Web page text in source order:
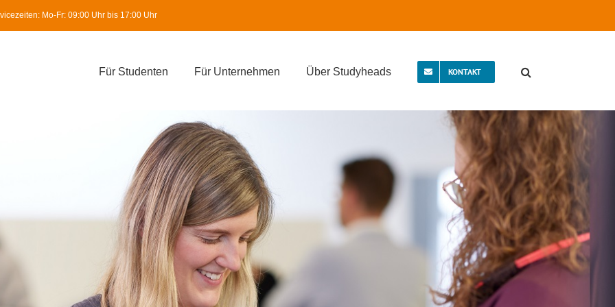
Mo-Fr: 09:00 Uhr bis 17:00 Uhr
Für Studenten Für Unternehmen Über Studyheads KONTAKT